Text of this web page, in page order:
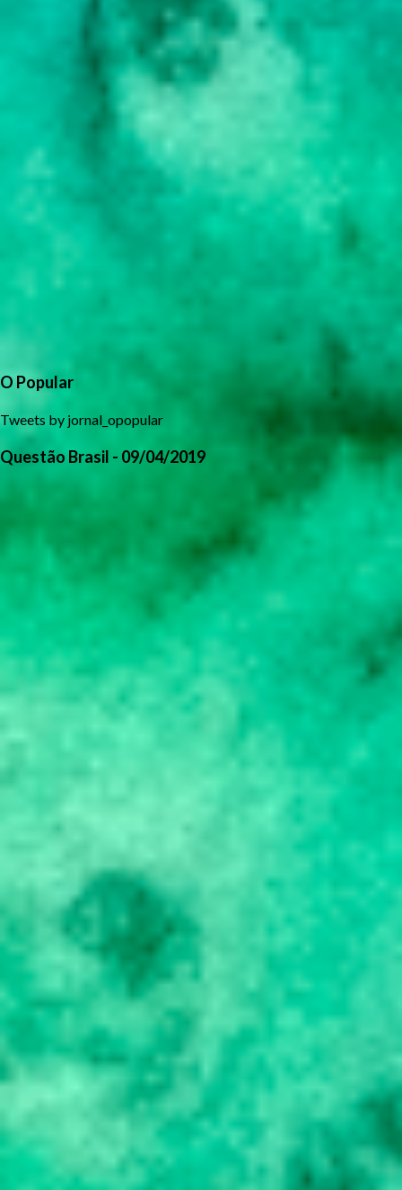
O Popular
Tweets by jornal_opopular
Questão Brasil - 09/04/2019